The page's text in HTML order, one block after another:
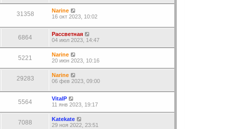
31358
Narine
16 окт 2023, 10:02
6864
Рассветная
04 июл 2023, 14:47
5221
Narine
20 июн 2023, 10:16
29283
Narine
06 фев 2023, 09:00
5564
VitalP
11 янв 2023, 19:17
7088
Katekate
29 ноя 2022, 23:51